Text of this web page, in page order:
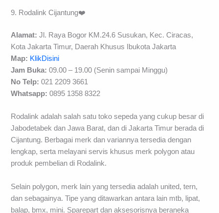
9. Rodalink Cijantung❤️
Alamat: Jl. Raya Bogor KM.24.6 Susukan, Kec. Ciracas,
Kota Jakarta Timur, Daerah Khusus Ibukota Jakarta
Map: KlikDisini
Jam Buka: 09.00 – 19.00 (Senin sampai Minggu)
No Telp: 021 2209 3661
Whatsapp: 0895 1358 8322
Rodalink adalah salah satu toko sepeda yang cukup besar di
Jabodetabek dan Jawa Barat, dan di Jakarta Timur berada di
Cijantung. Berbagai merk dan variannya tersedia dengan
lengkap, serta melayani servis khusus merk polygon atau
produk pembelian di Rodalink.
Selain polygon, merk lain yang tersedia adalah united, tern,
dan sebagainya. Tipe yang ditawarkan antara lain mtb, lipat,
balap, bmx, mini. Sparepart dan aksesorisnya beraneka